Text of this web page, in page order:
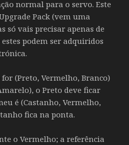
normal para o servo. Este
Pack (vem uma
só vais precisar apenas de
podem ser adquiridos
for (Preto, Vermelho, Branco)
o Preto deve ficar
é (Castanho, Vermelho,
fica na ponta.
o Vermelho; a referência